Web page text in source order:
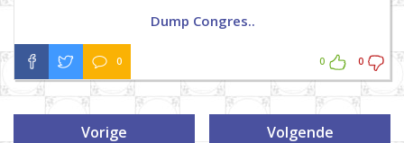
Dump Congres..
0 0 0
Vorige Volgende